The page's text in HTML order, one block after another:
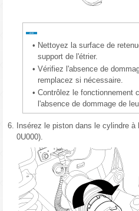
• Nettoyez la surface de
support de l'étrier.
• Vérifiez l'absence de
remplacez si nécessaire.
• Contrôlez le fonctionnement
l'absence de dommage de
6.
Insérez le piston dans le cylindre
0U000).